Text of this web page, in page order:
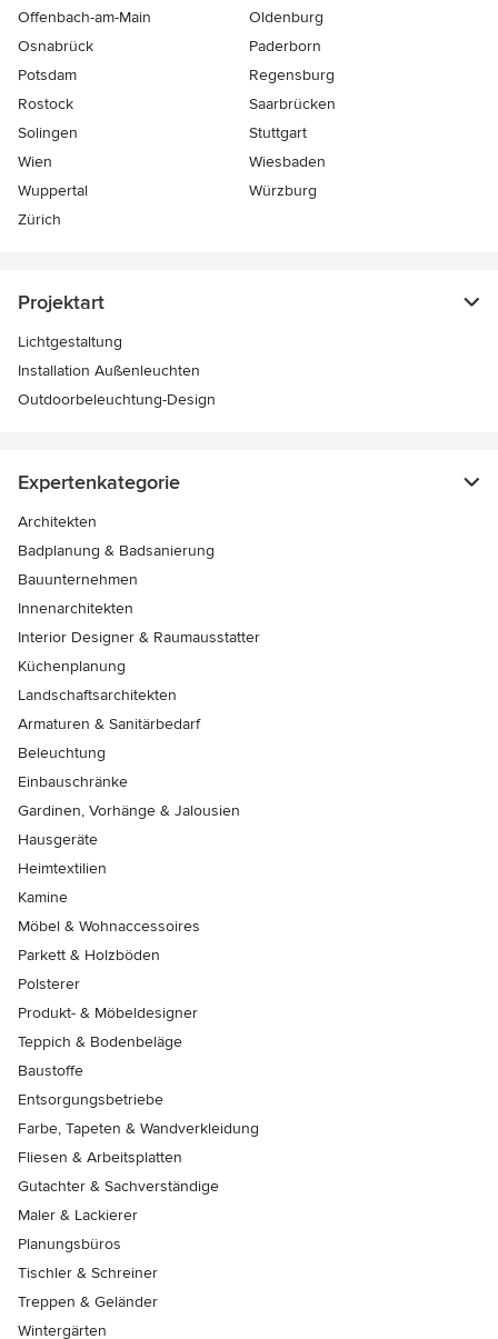
Offenbach-am-Main
Oldenburg
Osnabrück
Paderborn
Potsdam
Regensburg
Rostock
Saarbrücken
Solingen
Stuttgart
Wien
Wiesbaden
Wuppertal
Würzburg
Zürich
Projektart
Lichtgestaltung
Installation Außenleuchten
Outdoorbeleuchtung-Design
Expertenkategorie
Architekten
Badplanung & Badsanierung
Bauunternehmen
Innenarchitekten
Interior Designer & Raumausstatter
Küchenplanung
Landschaftsarchitekten
Armaturen & Sanitärbedarf
Beleuchtung
Einbauschränke
Gardinen, Vorhänge & Jalousien
Hausgeräte
Heimtextilien
Kamine
Möbel & Wohnaccessoires
Parkett & Holzböden
Polsterer
Produkt- & Möbeldesigner
Teppich & Bodenbeläge
Baustoffe
Entsorgungsbetriebe
Farbe, Tapeten & Wandverkleidung
Fliesen & Arbeitsplatten
Gutachter & Sachverständige
Maler & Lackierer
Planungsbüros
Tischler & Schreiner
Treppen & Geländer
Wintergärten